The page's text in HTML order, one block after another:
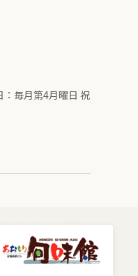
：毎月第4月曜日 祝